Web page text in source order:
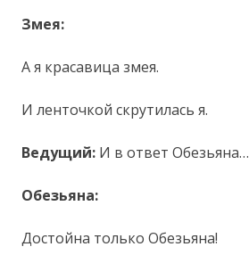
Змея:
А я красавица змея.
И ленточкой скрутилась я.
Ведущий: И в ответ Обезьяна…
Обезьяна:
Достойна только Обезьяна!